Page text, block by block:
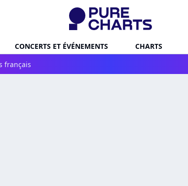
CONCERTS ET ÉVÉNEMENTS CHARTS
français